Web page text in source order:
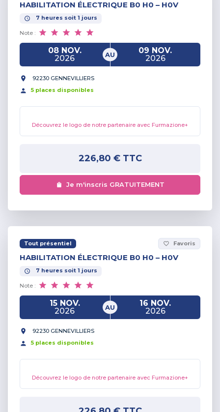
HABILITATION ÉLECTRIQUE B0 H0 – H0V
7 heures soit 1 jours
Note :
08 NOV.
2026
AU
09 NOV.
2026
92230 GENNEVILLIERS
5 places disponibles
Découvrez le logo de notre partenaire avec Furmazione+
226,80 €TTC
Je m'inscris GRATUITEMENT
Tout présentiel favorite_border Favoris
HABILITATION ÉLECTRIQUE B0 H0 – H0V
7 heures soit 1 jours
Note :
15 NOV.
2026
AU
16 NOV.
2026
92230 GENNEVILLIERS
5 places disponibles
Découvrez le logo de notre partenaire avec Furmazione+